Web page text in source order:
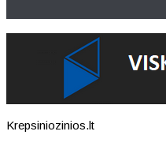
Krepsiniozinios.lt